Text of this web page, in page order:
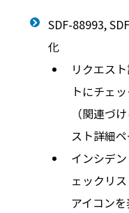
SDF-88993,
化
リクエス
トにチェ
（関連づ
スト詳細
インシデ
ェックリ
アイコン